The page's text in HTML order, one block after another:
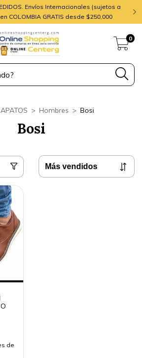
Envíos Internacionales (sujetos a
COLOMBIA GRATIS desde $250,000
0
> Hombres > Bosi
Bosi
de